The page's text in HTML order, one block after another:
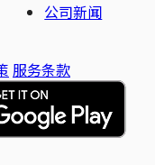
公司新闻
服务条款